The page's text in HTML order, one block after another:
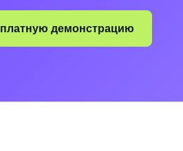
демонстрацию